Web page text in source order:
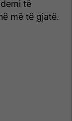
të
më të gjatë.